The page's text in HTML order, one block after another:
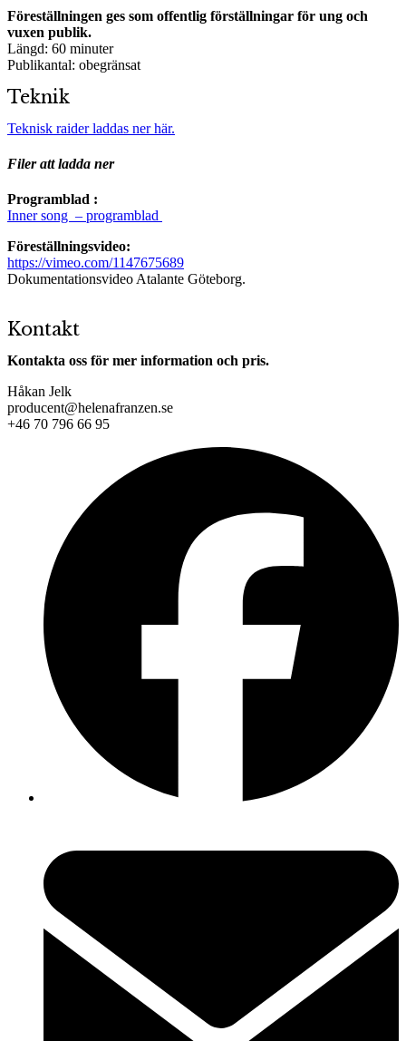
Föreställningen ges som offentlig förställningar för ung och
vuxen publik.
Längd: 60 minuter
Publikantal: obegränsat
Teknik
Teknisk raider laddas ner här.
Filer att ladda ner
Programblad :
Inner song – programblad
Föreställningsvideo:
https://vimeo.com/1147675689
Dokumentationsvideo Atalante Göteborg.
Kontakt
Kontakta oss för mer information och pris.
Håkan Jelk
producent@helenafranzen.se
+46 70 796 66 95